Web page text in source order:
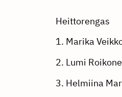
Heittorengas
1. Marika
2. Lumi
3. Helmiina